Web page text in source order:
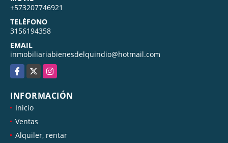
+573207746921
TELÉFONO
3156194358
EMAIL
inmobiliariabienesdelquindio@hotmail.com
Facebook
X Instagram
INFORMACIÓN
Inicio
Ventas
Alquiler, rentar